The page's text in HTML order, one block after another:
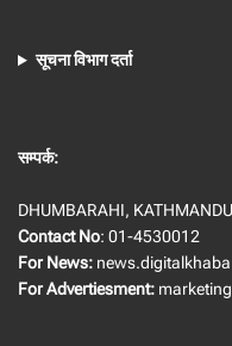
सूचना विभाग दर्ता
सम्पर्क:
DHUMBARAHI, KATHMANDU
Contact No: 01-4530012
For News:
For Advertiesment: